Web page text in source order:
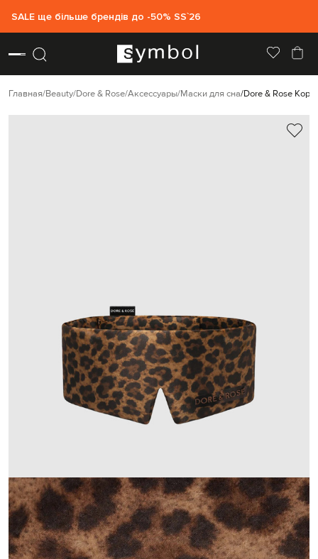
SALE ще більше брендів до -50% SS`26
Главная Beauty Dore & Rose Аксессуары Маски для сна Dore & Rose